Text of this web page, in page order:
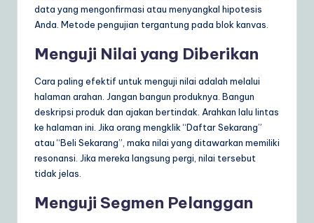
data yang mengonfirmasi atau menyangkal hipotesis
Anda. Metode pengujian tergantung pada blok kanvas.
Menguji Nilai yang Diberikan
Cara paling efektif untuk menguji nilai adalah melalui
halaman arahan. Jangan bangun produknya. Bangun
deskripsi produk dan ajakan bertindak. Arahkan lalu lintas
ke halaman ini. Jika orang mengklik “Daftar Sekarang”
atau “Beli Sekarang”, maka nilai yang ditawarkan memiliki
resonansi. Jika mereka langsung pergi, nilai tersebut
tidak jelas.
Menguji Segmen Pelanggan